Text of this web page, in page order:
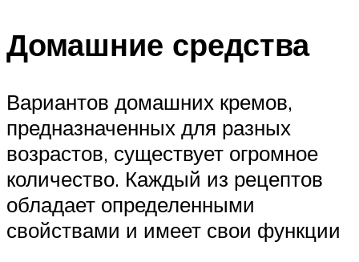
Домашние средства
Вариантов домашних кремов,
предназначенных для разных
возрастов, существует огромное
количество. Каждый из рецептов
обладает определенными
свойствами и имеет свои функции